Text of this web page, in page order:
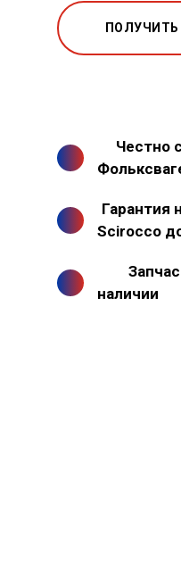
Честно
Гарантия
Scirocco
наличии